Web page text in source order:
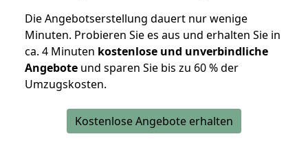
Die Angebotserstellung dauert nur wenige
Minuten. Probieren Sie es aus und erhalten Sie in
ca. 4 Minuten kostenlose und unverbindliche
Angebote und sparen Sie bis zu 60 % der
Umzugskosten.
Kostenlose Angebote erhalten